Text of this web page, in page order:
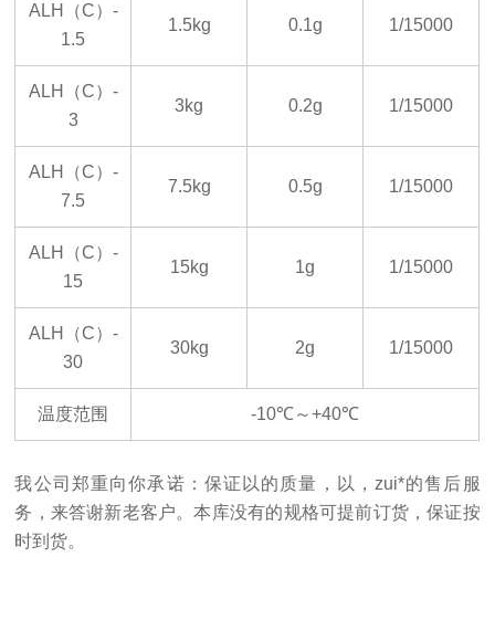
ALH
（C）-
1.5
1.5kg 0.1g 1/15000
ALH
（C）-
3
3kg 0.2g 1/15000
ALH
（C）-
7.5
7.5kg 0.5g 1/15000
ALH
（C）-
15
15kg 1g 1/15000
ALH
（C）-
30
30kg 2g 1/15000
温度范围 -10℃～+40℃
我公司郑重向你承诺：保证以的质量，以，zui*的售后服
务，来答谢新老客户。本库没有的规格可提前订货，保证按
时到货。